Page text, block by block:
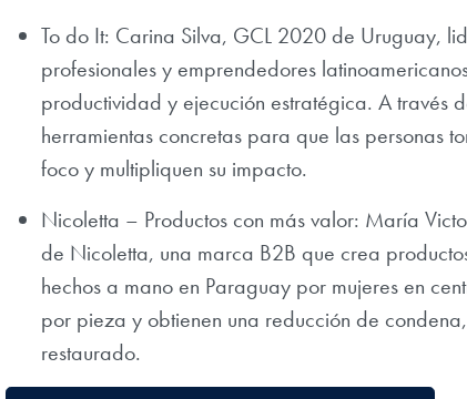
To do It: Carina Silva, GCL 2020 de Uruguay,
profesionales y emprendedores
productividad y ejecución estratégica. A través
herramientas concretas para que las personas
foco y multipliquen su impacto.
Nicoletta – Productos con más valor: María
de Nicoletta, una marca B2B que crea
hechos a mano en Paraguay por mujeres en
por pieza y obtienen una reducción de
restaurado.